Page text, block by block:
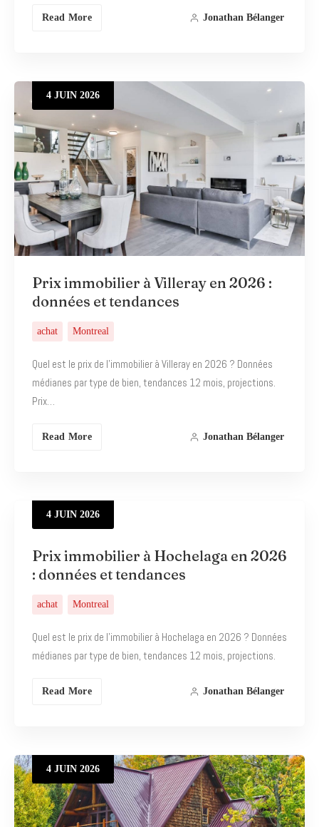
Read More Jonathan Bélanger
4 JUIN 2026
Prix immobilier à Villeray en 2026 :
données et tendances
achat Montreal
Quel est le prix de l’immobilier à Villeray en 2026 ? Données
médianes par type de bien, tendances 12 mois, projections.
Prix…
Read More Jonathan Bélanger
4 JUIN 2026
Prix immobilier à Hochelaga en 2026
: données et tendances
achat Montreal
Quel est le prix de l’immobilier à Hochelaga en 2026 ? Données
médianes par type de bien, tendances 12 mois, projections.
Read More Jonathan Bélanger
4 JUIN 2026